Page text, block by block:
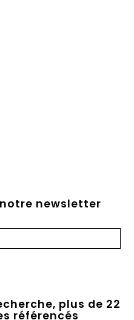
newsletter
plus de 22
référencés